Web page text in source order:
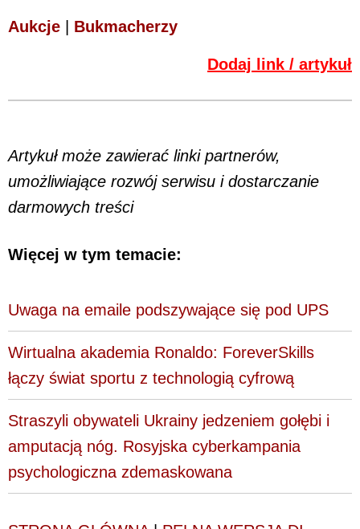
Aukcje Bukmacherzy
Dodaj link / artykuł
Artykuł może zawierać linki partnerów,
umożliwiające rozwój serwisu i dostarczanie
darmowych treści
Więcej w tym temacie:
Uwaga na emaile podszywające się pod UPS
Wirtualna akademia Ronaldo: ForeverSkills
łączy świat sportu z technologią cyfrową
Straszyli obywateli Ukrainy jedzeniem gołębi i
amputacją nóg. Rosyjska cyberkampania
psychologiczna zdemaskowana